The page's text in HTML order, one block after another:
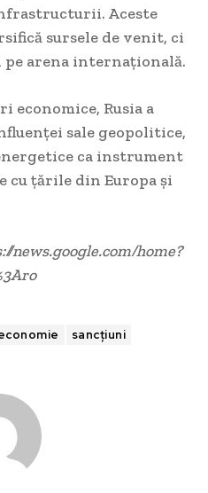
Aceste
sursele de venit, ci
pe arena internațională.
economice, Rusia a
sale geopolitice,
ca instrument
cu țările din Europa și
news.google.com/home?
sancțiuni